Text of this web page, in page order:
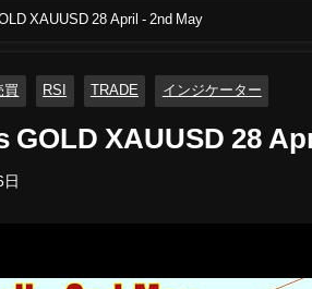
XAUUSD 28 April - 2nd May
買 RSI TRADE インジケーター
GOLD XAUUSD 28